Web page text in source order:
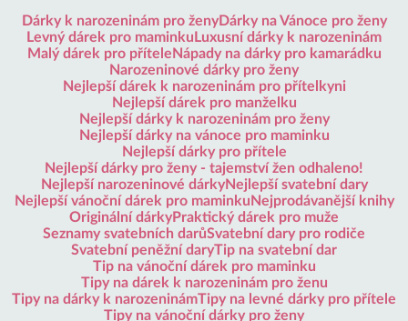
Dárky k narozeninám pro ženyDárky na Vánoce pro ženy
Levný dárek pro maminku Luxusní dárky k narozeninám
Malý dárek pro přítele Nápady na dárky pro kamarádku
Narozeninové dárky pro ženy
Nejlepší dárek k narozeninám pro přítelkyni
Nejlepší dárek pro manželku
Nejlepší dárky k narozeninám pro ženy
Nejlepší dárky na vánoce pro maminku
Nejlepší dárky pro přítele
Nejlepší dárky pro ženy - tajemství žen odhaleno!
Nejlepší narozeninové dárkyNejlepší svatební dary
Nejlepší vánoční dárek pro maminku Nejprodávanější knihy
Originální dárkyPraktický dárek pro muže
Seznamy svatebních darůSvatební dary pro rodiče
Svatební peněžní daryTip na svatební dar
Tip na vánoční dárek pro maminku
Tipy na dárek k narozeninám pro ženu
Tipy na dárky k narozeninámTipy na levné dárky pro přítele
Tipy na vánoční dárky pro ženy